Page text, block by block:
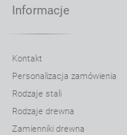
Informacje
Kontakt
Personalizacja zamówienia
Rodzaje stali
Rodzaje drewna
Zamienniki drewna